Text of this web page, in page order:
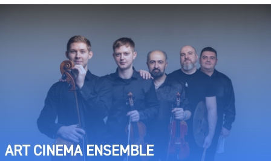
ART CINEMA ENSEMBLE